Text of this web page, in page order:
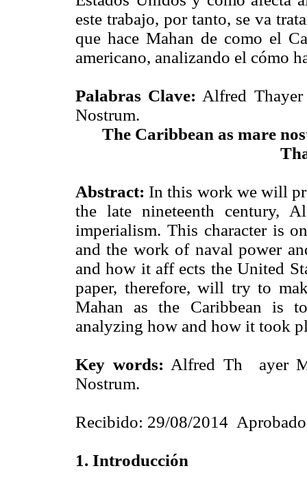
este trabajo, por tanto, se va
que hace Mahan de como el
americano, analizando el cómo
Palabras Clave: Alfred
Nostrum.
The Caribbean as mare
Abstract: In this work we will
the late nineteenth century,
imperialism. This character is
and the work of naval power
and how it aff ects the United
paper, therefore, will try to
Mahan as the Caribbean is
analyzing how and how it took
Key words: Alfred Th ayer
Nostrum.
Recibido: 29/08/2014
1. Introducción